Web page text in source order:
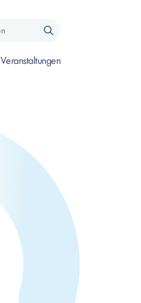
Veranstaltungen